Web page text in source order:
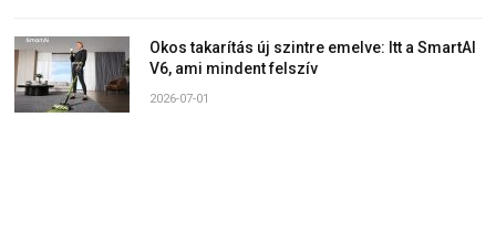
Okos takarítás új szintre emelve: Itt a SmartAI
V6, ami mindent felszív
2026-07-01